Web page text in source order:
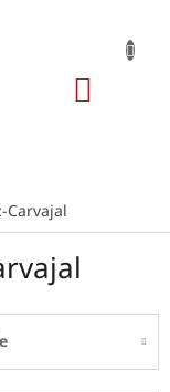
Carvajal